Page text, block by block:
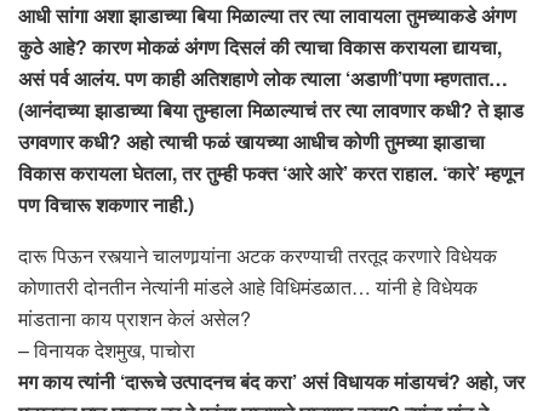
आधी सांगा अशा झाडाच्या बिया मिळाल्या तर त्या लावायला तुमच्याकडे अंगण
कुठे आहे? कारण मोकळं अंगण दिसलं की त्याचा विकास करायला द्यायचा,
असं पर्व आलंय. पण काही अतिशहाणे लोक त्याला ‘अडाणी’पणा म्हणतात…
(आनंदाच्या झाडाच्या बिया तुम्हाला मिळाल्याचं तर त्या लावणार कधी? ते झाड
उगवणार कधी? अहो त्याची फळं खायच्या आधीच कोणी तुमच्या झाडाचा
विकास करायला घेतला, तर तुम्ही फक्त ‘आरे आरे’ करत राहाल. ‘कारे’ म्हणून
पण विचारू शकणार नाही.)
दारू पिऊन रस्त्याने चालणार्‍यांना अटक करण्याची तरतूद करणारे विधेयक
कोणातरी दोनतीन नेत्यांनी मांडले आहे विधिमंडळात… यांनी हे विधेयक
मांडताना काय प्राशन केलं असेल?
– विनायक देशमुख, पाचोरा
मग काय त्यांनी ‘दारूचे उत्पादनच बंद करा’ असं विधायक मांडायचं? अहो, जर